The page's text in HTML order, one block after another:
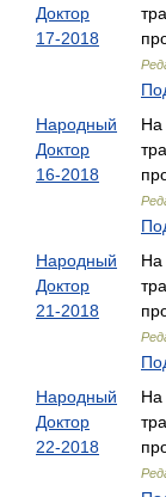
Доктор
17-2018
Народный
Доктор
16-2018
На
Народный
Доктор
21-2018
На
Народный
Доктор
22-2018
На